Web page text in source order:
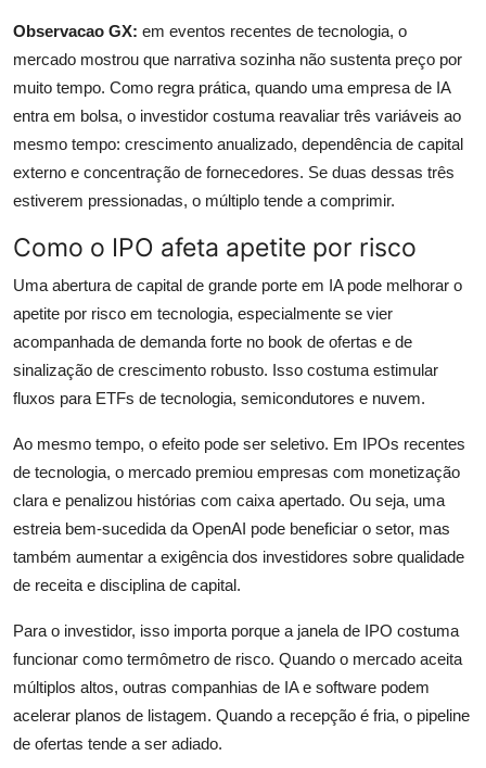
Observacao GX: em eventos recentes de tecnologia, o
mercado mostrou que narrativa sozinha não sustenta preço por
muito tempo. Como regra prática, quando uma empresa de IA
entra em bolsa, o investidor costuma reavaliar três variáveis ao
mesmo tempo: crescimento anualizado, dependência de capital
externo e concentração de fornecedores. Se duas dessas três
estiverem pressionadas, o múltiplo tende a comprimir.
Como o IPO afeta apetite por risco
Uma abertura de capital de grande porte em IA pode melhorar o
apetite por risco em tecnologia, especialmente se vier
acompanhada de demanda forte no book de ofertas e de
sinalização de crescimento robusto. Isso costuma estimular
fluxos para ETFs de tecnologia, semicondutores e nuvem.
Ao mesmo tempo, o efeito pode ser seletivo. Em IPOs recentes
de tecnologia, o mercado premiou empresas com monetização
clara e penalizou histórias com caixa apertado. Ou seja, uma
estreia bem-sucedida da OpenAI pode beneficiar o setor, mas
também aumentar a exigência dos investidores sobre qualidade
de receita e disciplina de capital.
Para o investidor, isso importa porque a janela de IPO costuma
funcionar como termômetro de risco. Quando o mercado aceita
múltiplos altos, outras companhias de IA e software podem
acelerar planos de listagem. Quando a recepção é fria, o pipeline
de ofertas tende a ser adiado.